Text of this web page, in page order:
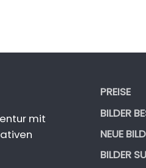
mit
PREISE
BILDER
NEUE
BILDER